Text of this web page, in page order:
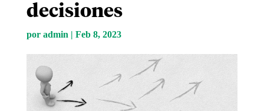
decisiones
por admin | Feb 8, 2023